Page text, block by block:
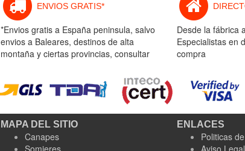
ENVIOS GRATIS*
*Envios gratis a España peninsula, salvo
envios a Baleares, destinos de alta
montaña y ciertas provincias, consultar
Desde la fábrica
Especialistas en
compra
MAPA DEL SITIO
Canapes
Somieres
ENLACES
Politicas
Aviso Legal